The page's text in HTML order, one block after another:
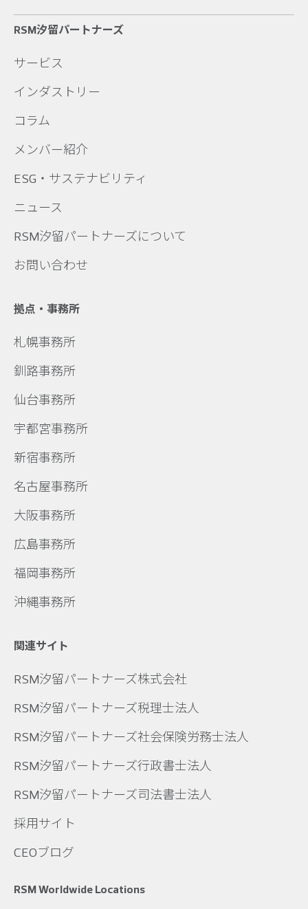
RSM汐留パートナーズ
サービス
インダストリー
コラム
メンバー紹介
ESG・サステナビリティ
ニュース
RSM汐留パートナーズについて
お問い合わせ
拠点・事務所
札幌事務所
釧路事務所
仙台事務所
宇都宮事務所
新宿事務所
名古屋事務所
大阪事務所
広島事務所
福岡事務所
沖縄事務所
関連サイト
RSM汐留パートナーズ株式会社
RSM汐留パートナーズ税理士法人
RSM汐留パートナーズ社会保険労務士法人
RSM汐留パートナーズ行政書士法人
RSM汐留パートナーズ司法書士法人
採用サイト
CEOブログ
RSM Worldwide Locations